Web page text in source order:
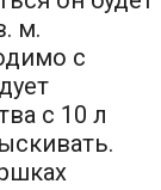
м.
с
с 10 л